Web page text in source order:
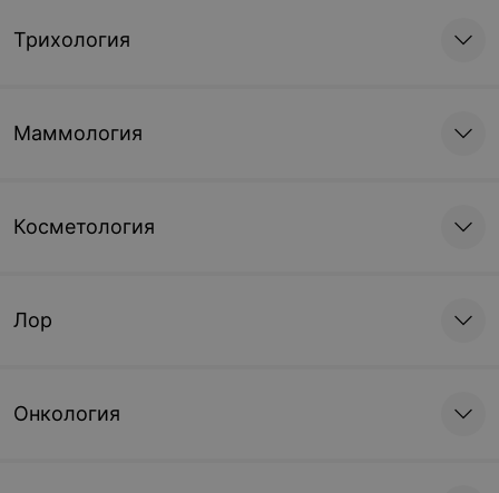
Трихология
Маммология
Косметология
Лор
Онкология